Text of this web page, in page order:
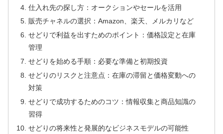
仕入れ先の探し方：オークションやセールを活用
販売チャネルの選択：Amazon、楽天、メルカリなど
せどりで利益を出すためのポイント：価格設定と在庫
管理
せどりを始める手順：必要な準備と初期投資
せどりのリスクと注意点：在庫の滞留と価格変動への
対策
せどりで成功するためのコツ：情報収集と商品知識の
習得
せどりの将来性と発展的なビジネスモデルの可能性